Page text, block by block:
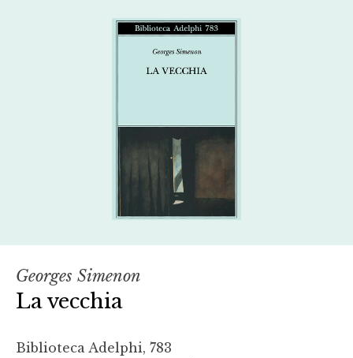
Georges Simenon
La vecchia
Biblioteca Adelphi, 783